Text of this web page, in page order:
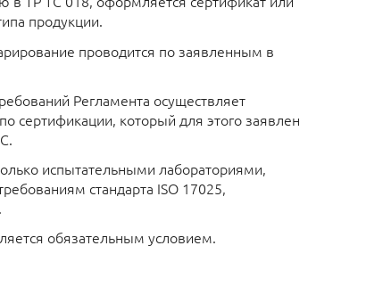
продукции.
проводится по заявленным в
Регламента осуществляет
сертификации, который для этого заявлен
испытательными лабораториями,
стандарта ISO 17025,
обязательным условием.